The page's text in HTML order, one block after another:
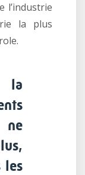
l’industrie
la plus
la
les